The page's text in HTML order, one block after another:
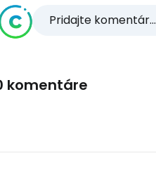
Pridajte komentár...
komentáre